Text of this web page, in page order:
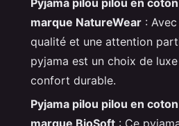
marque NatureWear :
qualité et une attention
pyjama est un choix de
confort durable.
Pyjama pilou pilou en